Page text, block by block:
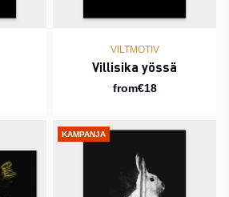
VILTMOTIV
Villisika yössä
from€18
KAMPANJA